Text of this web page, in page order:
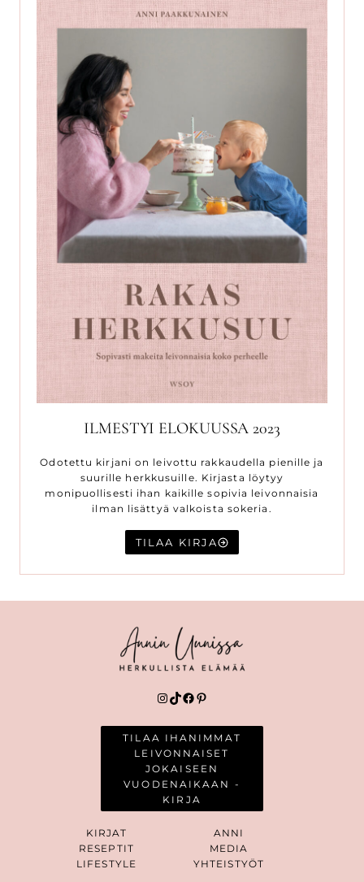
ILMESTYI ELOKUUSSA 2023
Odotettu kirjani on leivottu rakkaudella pienille ja
suurille herkkusuille. Kirjasta löytyy
monipuollisesti ihan kaikille sopivia leivonnaisia
ilman lisättyä valkoista sokeria.
TILAA KIRJA
Instagram
TikTok
Facebook
Pinterest
TILAA IHANIMMAT
LEIVONNAISET
JOKAISEEN
VUODENAIKAAN -
KIRJA
KIRJAT
RESEPTIT
LIFESTYLE
ANNI
MEDIA
YHTEISTYÖT